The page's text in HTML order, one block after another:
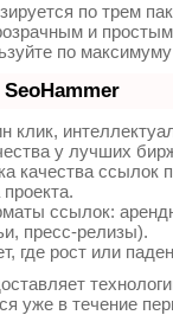
по трем
и
по
у лучших
качества ссылок
ссылок:
пресс-релизы).
где рост или
уже в течение